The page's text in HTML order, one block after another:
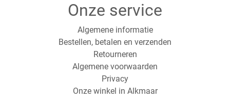
Onze service
Algemene informatie
Bestellen, betalen en verzenden
Retourneren
Algemene voorwaarden
Privacy
Onze winkel in Alkmaar